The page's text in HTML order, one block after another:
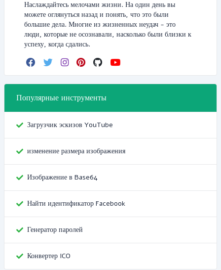
Наслаждайтесь мелочами жизни. На один день вы
можете оглянуться назад и понять, что это были
большие дела. Многие из жизненных неудач - это
люди, которые не осознавали, насколько были близки к
успеху, когда сдались.
Популярные инструменты
Загрузчик эскизов YouTube
изменение размера изображения
Изображение в Base64
Найти идентификатор Facebook
Генератор паролей
Конвертер ICO